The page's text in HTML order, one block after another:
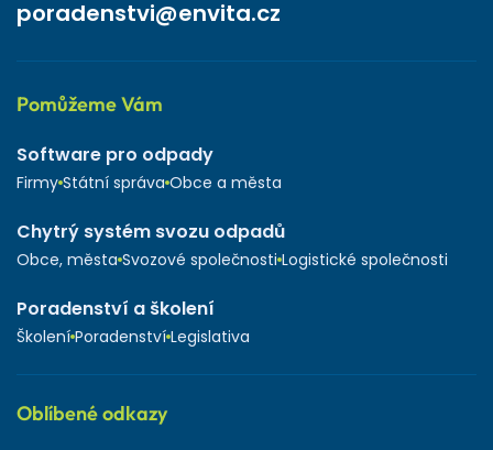
poradenstvi@envita.cz
Pomůžeme Vám
Software pro odpady
Firmy Státní správa Obce a města
Chytrý systém svozu odpadů
Obce, města Svozové společnosti Logistické společnosti
Poradenství a školení
Školení Poradenství Legislativa
Oblíbené odkazy